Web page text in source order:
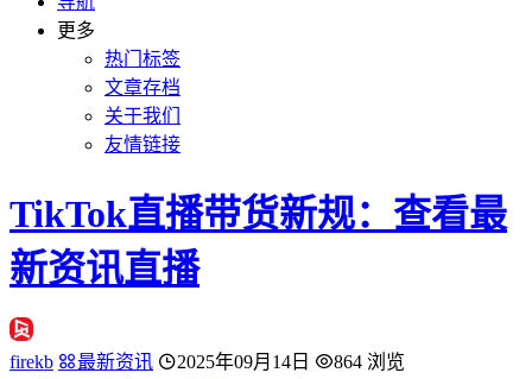
更多
热门标签
文章存档
关于我们
友情链接
TikTok直播带货新规：查看最
新资讯直播
firekb 最新资讯 2025年09月14日
864 浏览